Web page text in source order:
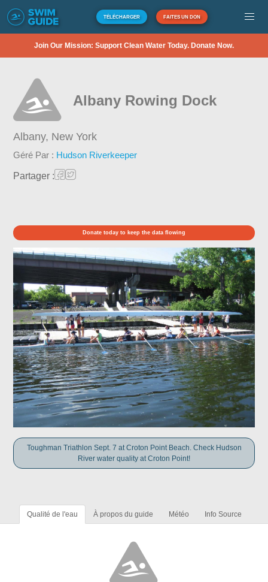
TÉLÉCHARGER FAITES UN DON
Join Our Mission: Support Clean Water Today. Donate Now.
Albany Rowing Dock
Albany, New York
Géré Par : Hudson Riverkeeper
Partager :
Donate today to keep the data flowing
Toughman Triathlon Sept. 7 at Croton Point Beach. Check Hudson
River water quality at Croton Point!
Qualité de l'eau À propos du guide Météo Info Source